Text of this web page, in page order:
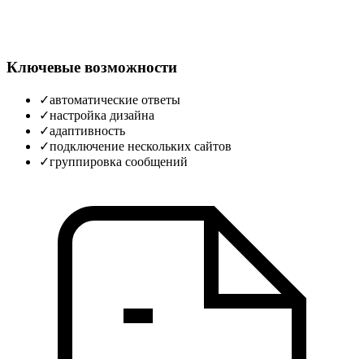
Ключевые возможности
✓автоматические ответы
✓настройка дизайна
✓адаптивность
✓подключение нескольких сайтов
✓группировка сообщений